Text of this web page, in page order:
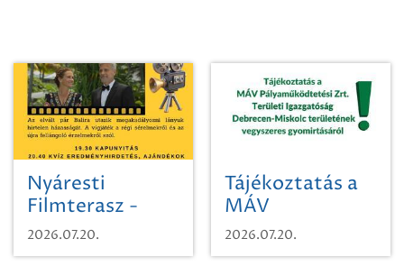
Nyáresti
Filmterasz -
Beugró a
Paradicsomba
2026.07.20.
Tájékoztatás a
MÁV
Pályaműködtetési
Zrt. Területi
2026.07.20.